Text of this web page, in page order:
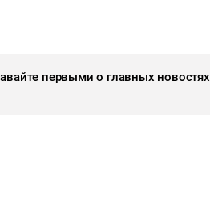
первыми о главных новостях